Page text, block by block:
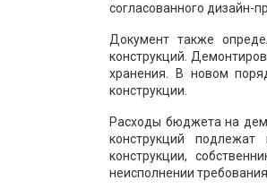
согласованного дизайн-
Документ также
конструкций.
хранения. В новом
конструкции.
Расходы бюджета на
конструкций
конструкции,
неисполнении